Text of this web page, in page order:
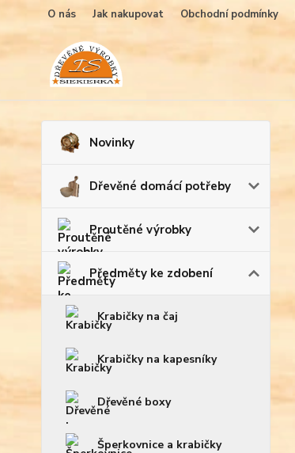
O nás Jak nakupovat Obchodní podmínky
Novinky
Dřevěné domácí potřeby
Proutěné výrobky
Předměty ke zdobení
Krabičky na čaj
Krabičky na kapesníky
Dřevěné boxy
Šperkovnice a krabičky